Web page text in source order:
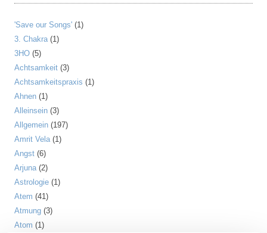
'Save our Songs' (1)
3. Chakra(1)
3HO (5)
Achtsamkeit (3)
Achtsamkeitspraxis (1)
Ahnen (1)
Alleinsein (3)
Allgemein (197)
Amrit Vela(1)
Angst (6)
Arjuna(2)
Astrologie (1)
Atem (41)
Atmung (3)
Atom (1)